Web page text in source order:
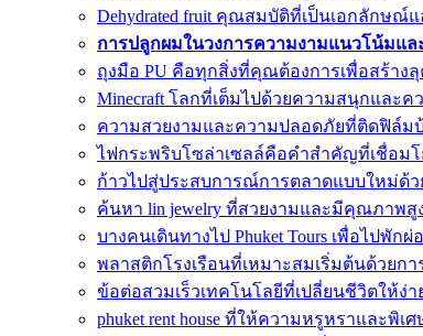
Dehydrated fruit คุณสมบัติที่เป็นเอกลักษ
การปลูกผมในวงการความงามแนวโน้มแล
ถุงมือ PU คือทุกสิ่งที่คุณต้องการเพื่อสร้าง
Minecraft โลกที่เต็มไปด้วยความสนุกและค
ความสวยงามและความปลอดภัยที่ติดฟิล์
ไฟกระพริบโซล่าเซลล์คือคำสำคัญที่เชื่อม
ก้าวไปสู่ประสบการณ์การตลาดแบบใหม่ด้วย
ค้นหา lin jewelry ที่สวยงามและมีคุณภาพสู
บางคนเดินทางไป Phuket Tours เพื่อไปพัก
พลาสติกโรงเรือนที่เหมาะสมเริ่มต้นด้วยกา
ข้อต่อสวมเร็วเทคโนโลยีที่เปลี่ยนชีวิตให้ง่
phuket rent house ที่ให้ความหรูหราและพิเ